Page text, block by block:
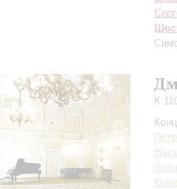
К